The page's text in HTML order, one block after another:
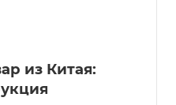
из Китая: